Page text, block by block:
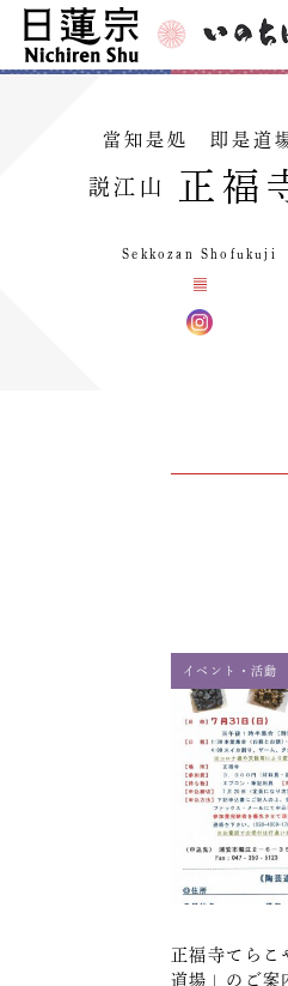
當知是処 即是道
説江山 正福
Sekkozan Shofukuji
イベント・活動
正福寺てらこ
道場」のご案